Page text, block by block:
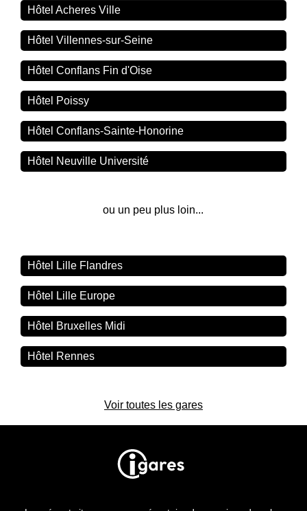
Hôtel Acheres Ville
Hôtel Villennes-sur-Seine
Hôtel Conflans Fin d'Oise
Hôtel Poissy
Hôtel Conflans-Sainte-Honorine
Hôtel Neuville Université
ou un peu plus loin...
Hôtel Lille Flandres
Hôtel Lille Europe
Hôtel Bruxelles Midi
Hôtel Rennes
Voir toutes les gares